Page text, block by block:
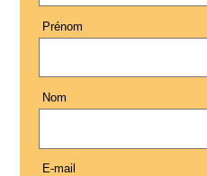
Prénom
Nom
E-mail